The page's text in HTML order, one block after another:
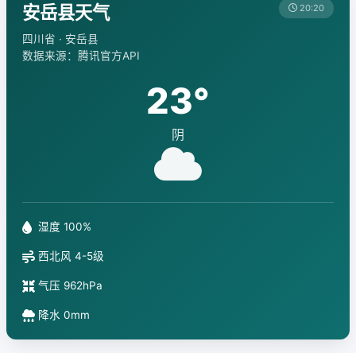
安岳县天气
四川省 · 安岳县
数据来源：腾讯官方API
20:20
23°
阴
湿度 100%
西北风 4-5级
气压 962hPa
降水 0mm